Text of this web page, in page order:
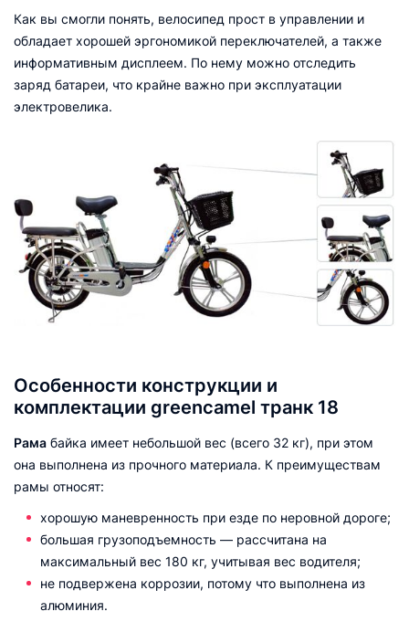
Как вы смогли понять, велосипед прост в управлении и
обладает хорошей эргономикой переключателей, а также
информативным дисплеем. По нему можно отследить
заряд батареи, что крайне важно при эксплуатации
электровелика.
Особенности конструкции и
комплектации greencamel транк 18
Рама байка имеет небольшой вес (всего 32 кг), при этом
она выполнена из прочного материала. К преимуществам
рамы относят:
хорошую маневренность при езде по неровной дороге;
большая грузоподъемность — рассчитана на
максимальный вес 180 кг, учитывая вес водителя;
не подвержена коррозии, потому что выполнена из
алюминия.